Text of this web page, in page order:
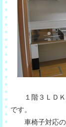
１階３ＬＤＫ
です。
車椅子対応の